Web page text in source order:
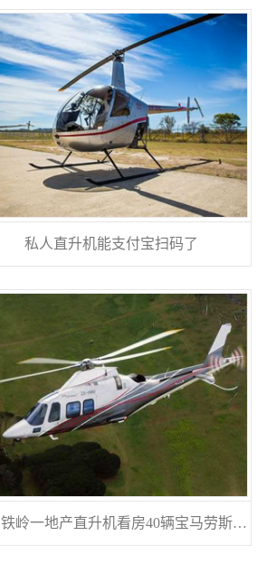
私人直升机能支付宝扫码了
辽宁铁岭一地产直升机看房40辆宝马劳斯莱斯跟随